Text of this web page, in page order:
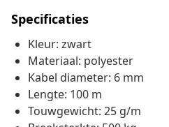
Specificaties
Kleur: zwart
Materiaal: polyester
Kabel diameter: 6 mm
Lengte: 100 m
Touwgewicht: 25 g/m